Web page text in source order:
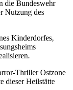
die Bundeswehr
Nutzung des
Kinderdorfes,
Thriller Ostzone
dieser Heilstätte